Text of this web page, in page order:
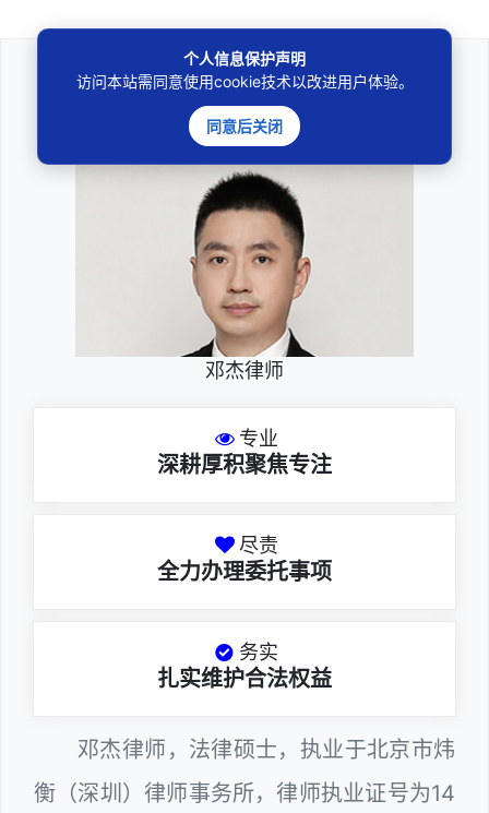
法律咨询
————受人之托、忠人之事————
邓杰律师
专业
深耕厚积聚焦专注
尽责
全力办理委托事项
务实
扎实维护合法权益
邓杰律师，法律硕士，执业于北京市炜
衡（深圳）律师事务所，律师执业证号为14
个人信息保护声明
访问本站需同意使用cookie技术以改进用户体验。
同意后关闭